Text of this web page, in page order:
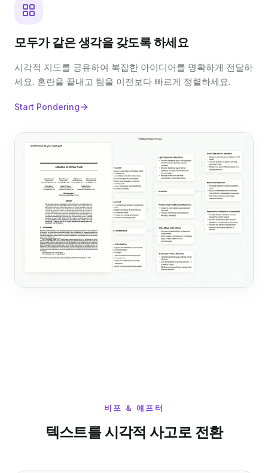
모두가 같은 생각을 갖도록 하세요
시각적 지도를 공유하여 복잡한 아이디어를 명확하게 전달하
세요. 혼란을 끝내고 팀을 이전보다 빠르게 정렬하세요.
Start Pondering
비포 & 애프터
텍스트를 시각적 사고로 전환